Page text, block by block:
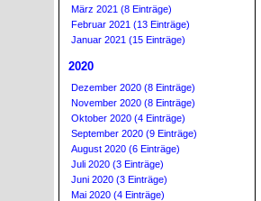
März 2021 (8 Einträge)
Februar 2021 (13 Einträge)
Januar 2021 (15 Einträge)
2020
Dezember 2020 (8 Einträge)
November 2020 (8 Einträge)
Oktober 2020 (4 Einträge)
September 2020 (9 Einträge)
August 2020 (6 Einträge)
Juli 2020 (3 Einträge)
Juni 2020 (3 Einträge)
Mai 2020 (4 Einträge)